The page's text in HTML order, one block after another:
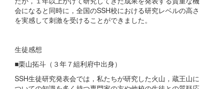
会になると同時に，全国のSSH校における研究レベルの高さ
を実感して刺激を受けることができました。
生徒感想
■栗山拓斗（３年７組利府中出身）
SSH生徒研究発表会では，私たちが研究した火山，蔵王山に